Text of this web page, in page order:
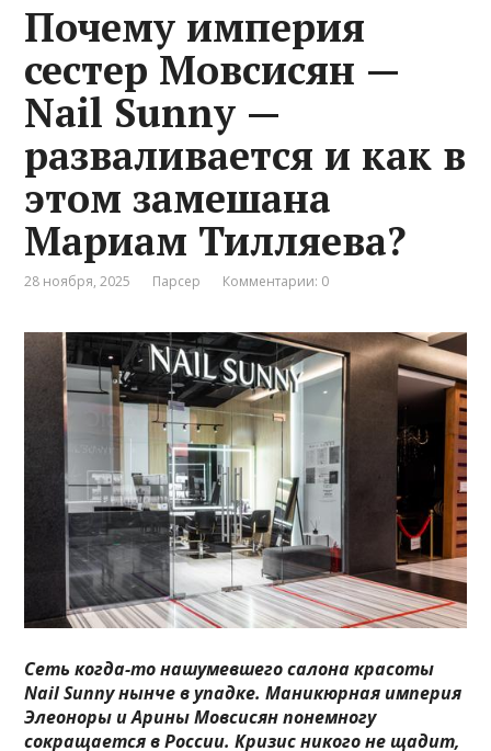
Почему империя
сестер Мовсисян —
Nail Sunny —
разваливается и как в
этом замешана
Мариам Тилляева?
28 ноября, 2025 Парсер Комментарии: 0
Сеть когда-то нашумевшего салона красоты
Nail Sunny нынче в упадке. Маникюрная империя
Элеоноры и Арины Мовсисян понемногу
сокращается в России. Кризис никого не щадит,